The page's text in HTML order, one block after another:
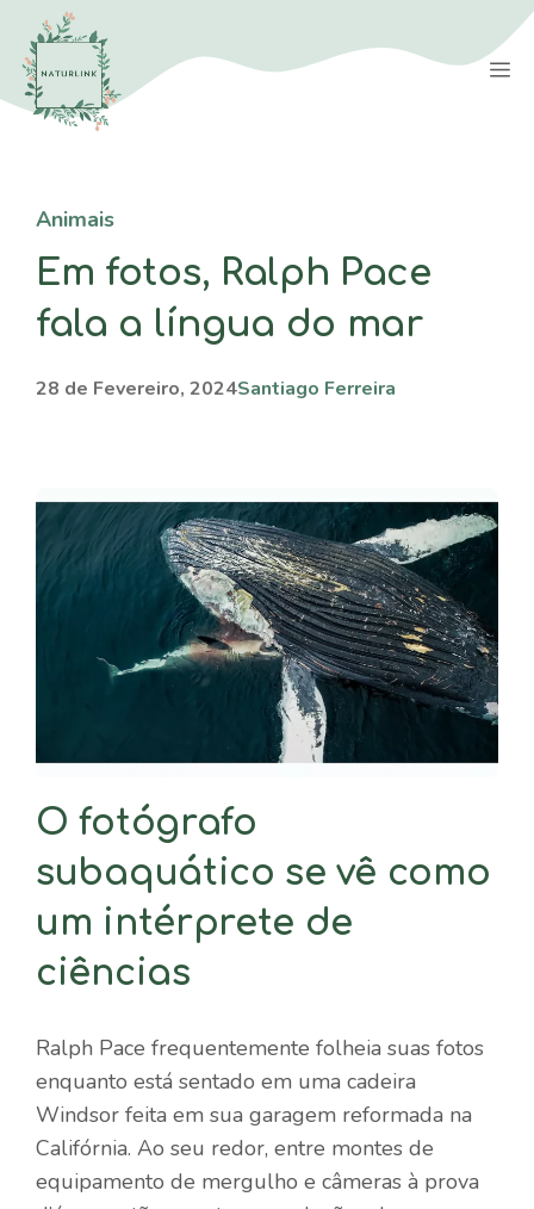
Saltar
para
conteúdo
Animais
Em fotos, Ralph Pace
fala a língua do mar
28 de Fevereiro, 2024Santiago Ferreira
O fotógrafo
subaquático se vê como
um intérprete de
ciências
Ralph Pace frequentemente folheia suas fotos
enquanto está sentado em uma cadeira
Windsor feita em sua garagem reformada na
Califórnia. Ao seu redor, entre montes de
equipamento de mergulho e câmeras à prova